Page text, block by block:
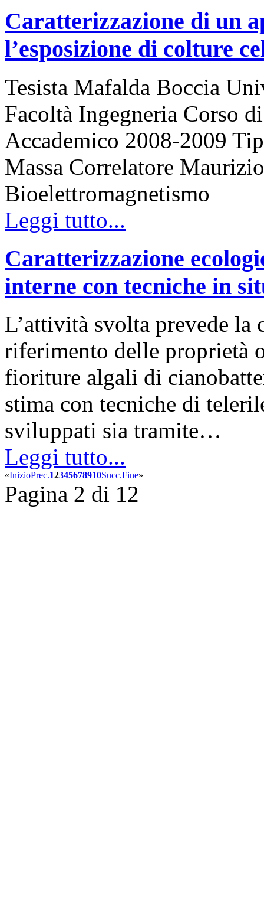
Caratterizzazione di un
l’esposizione di colture
Tesista Mafalda Boccia
Facoltà Ingegneria Corso
Accademico 2008-2009
Massa Correlatore
Bioelettromagnetismo
Leggi tutto...
Caratterizzazione
interne con tecniche in
L’attività svolta prevede la
riferimento delle proprietà
fioriture algali di
stima con tecniche di
sviluppati sia tramite…
Leggi tutto...
«InizioPrec.12345678910Succ.Fine»
Pagina 2 di 12